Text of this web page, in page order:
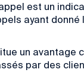
est un
ayant
un avantage
par des